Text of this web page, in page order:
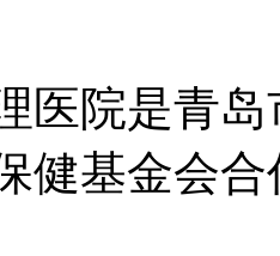
医院是青
健基金会